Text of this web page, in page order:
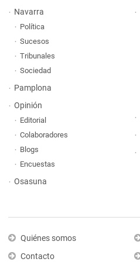
Navarra
Política
Sucesos
Tribunales
Sociedad
Pamplona
Opinión
Editorial
Colaboradores
Blogs
Encuestas
Osasuna
Quiénes somos
Contacto